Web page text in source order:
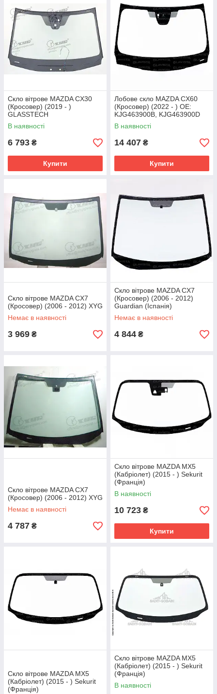
Скло вітрове MAZDA CX30
(Кросовер) (2019 - )
GLASSTECH
В наявності
6 793 ₴
Купити
Лобове скло MAZDA CX60
(Кросовер) (2022 - ) OE:
KJG463900B, KJG463900D
В наявності
14 407 ₴
Купити
Скло вітрове MAZDA CX7
(Кросовер) (2006 - 2012) XYG
Немає в наявності
3 969 ₴
Скло вітрове MAZDA CX7
(Кросовер) (2006 - 2012)
Guardian (Іспанія)
Немає в наявності
4 844 ₴
Скло вітрове MAZDA CX7
(Кросовер) (2006 - 2012) XYG
Немає в наявності
4 787 ₴
Скло вітрове MAZDA MX5
(Кабріолет) (2015 - ) Sekurit
(Франція)
В наявності
10 723 ₴
Купити
Скло вітрове MAZDA MX5
(Кабріолет) (2015 - ) Sekurit
(Франція)
Скло вітрове MAZDA MX5
(Кабріолет) (2015 - ) Sekurit
(Франція)
В наявності